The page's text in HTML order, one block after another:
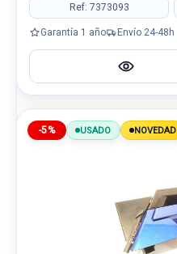
Ref: 7373093
Garantía 1 año Envío 24-48h
-5% USADO NOVEDAD